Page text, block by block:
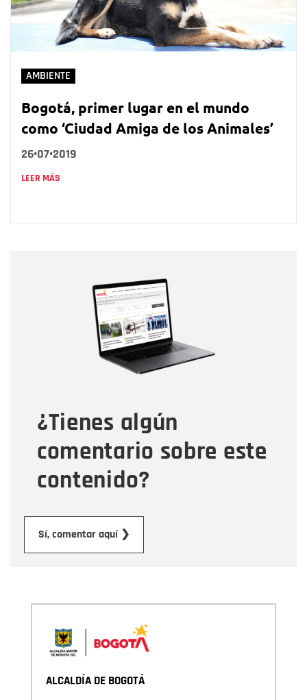
AMBIENTE
Bogotá, primer lugar en el mundo
como ‘Ciudad Amiga de los Animales’
26•07•2019
LEER MÁS
¿Tienes algún
comentario sobre este
contenido?
Sí, comentar aquí ❯
Correo electrónico
Tipo de comentario
Mensaje
ALCALDÍA DE BOGOTÁ